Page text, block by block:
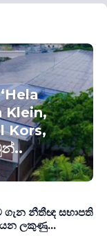
Klein,
Kors,
ගැන නීතීඥ සභාපති
යන ලකුණු...